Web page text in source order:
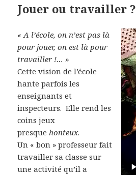
Jouer ou travailler ?
« A l’école, on n’est pas là
pour jouer, on est là pour
travailler !… »
Cette vision de l’école
hante parfois les
enseignants et
inspecteurs. Elle rend les
coins jeux
presque honteux.
Un « bon » professeur fait
travailler sa classe sur
une activité qu’il a